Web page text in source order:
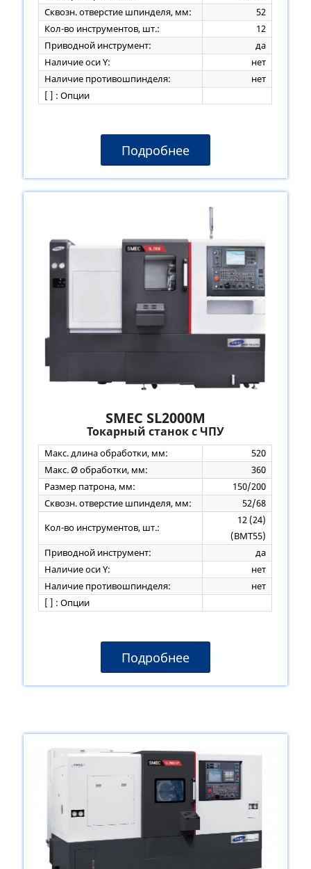
Сквозн. отверстие шпинделя, мм:
52
Кол-во инструментов, шт.:
12
Приводной инструмент:
да
Наличие оси Y:
нет
Наличие противошпинделя:
нет
[ ] : Опции
Подробнее
SMEC SL2000M
Токарный станок с ЧПУ
Макс. длина обработки, мм:
520
Макс. Ø обработки, мм:
360
Размер патрона, мм:
150/200
Сквозн. отверстие шпинделя, мм:
52/68
Кол-во инструментов, шт.:
12 (24)
(ВМТ55)
Приводной инструмент:
да
Наличие оси Y:
нет
Наличие противошпинделя:
нет
[ ] : Опции
Подробнее